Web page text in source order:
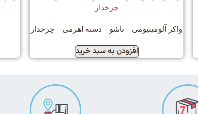
واکر آلومینیومی – تاشو – دسته اهرمی – چرخدار
افزودن به سبد خرید